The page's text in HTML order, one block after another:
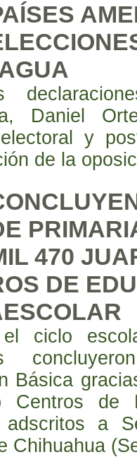
Daniel
y
de la
470
DE
el ciclo
Básica
Centros de
adscritos a
Chihuahua